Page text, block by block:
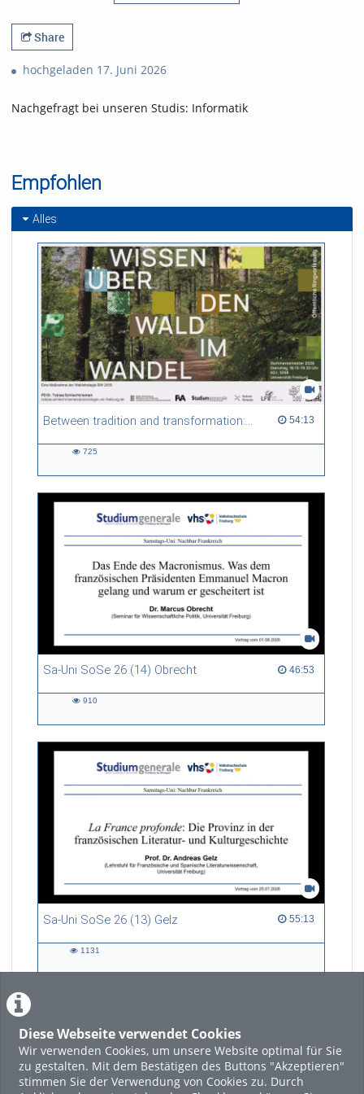
Diese Webseite verwendet Cookies
Wir verwenden Cookies, um unsere Website optimal für Sie
zu gestalten. Mit dem Bestätigen des Buttons "Akzeptieren"
stimmen Sie der Verwendung von Cookies zu. Durch
Share
hochgeladen 17. Juni 2026
Nachgefragt bei unseren Studis: Informatik
Empfohlen
Alles
Between tradition and transformation: how owners, advisers and institutions co-create knowledge for resilient forests in Europe 54:13
54:13 duration
725
Sa-Uni SoSe 26 (14) Obrecht 46:53
46:53 duration
910
Sa-Uni SoSe 26 (13) Gelz 55:13
55:13 duration
1131
LADE MEHR
Featured